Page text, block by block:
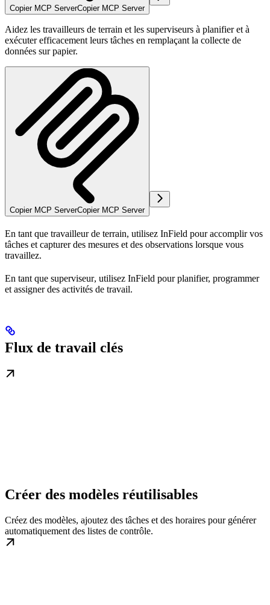
Copier MCP ServerCopier MCP Server
Aidez les travailleurs de terrain et les superviseurs à planifier et à
exécuter efficacement leurs tâches en remplaçant la collecte de
données sur papier.
Copier MCP ServerCopier MCP Server
En tant que travailleur de terrain, utilisez InField pour accomplir vos
tâches et capturer des mesures et des observations lorsque vous
travaillez.
En tant que superviseur, utilisez InField pour planifier, programmer
et assigner des activités de travail.
Flux de travail clés
Créer des modèles réutilisables
Créez des modèles, ajoutez des tâches et des horaires pour générer
automatiquement des listes de contrôle.